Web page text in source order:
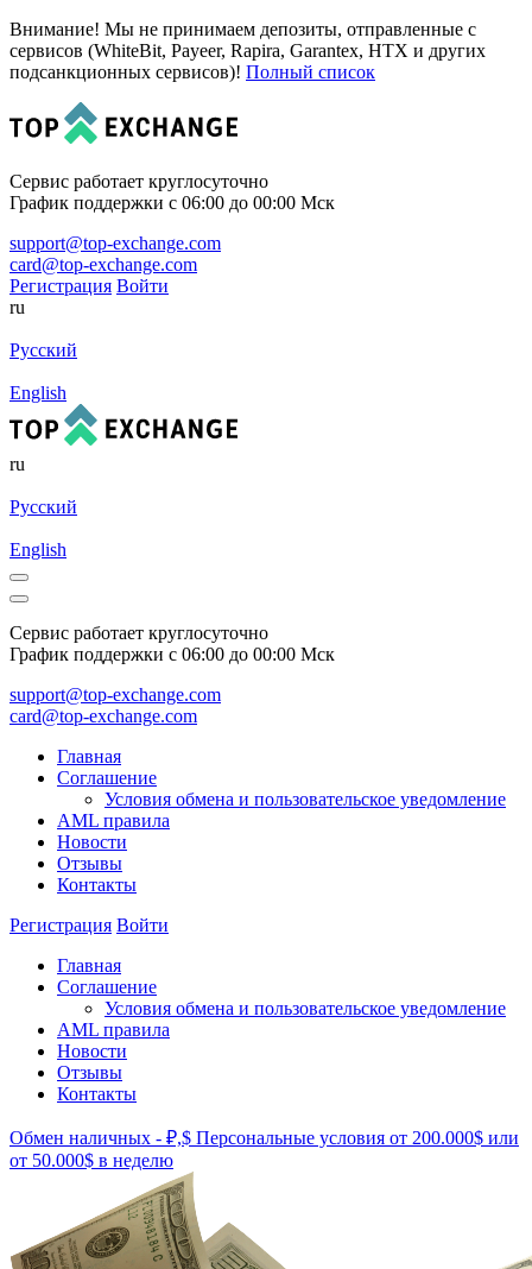
Внимание! Мы не принимаем депозиты, отправленные с
сервисов (WhiteBit, Payeer, Rapira, Garantex, HTX и других
подсанкционных сервисов)! Полный список
Сервис работает круглосуточно
График поддержки с 06:00 до 00:00 Мск
support@top-exchange.com
card@top-exchange.com
Регистрация Войти
ru
Русский
English
ru
Русский
English
Сервис работает круглосуточно
График поддержки с 06:00 до 00:00 Мск
support@top-exchange.com
card@top-exchange.com
Главная
Соглашение
Условия обмена и пользовательское уведомление
AML правила
Новости
Отзывы
Контакты
Регистрация Войти
Главная
Соглашение
Условия обмена и пользовательское уведомление
AML правила
Новости
Отзывы
Контакты
Обмен наличных - ₽,$ Персональные условия от 200.000$ или
от 50.000$ в неделю